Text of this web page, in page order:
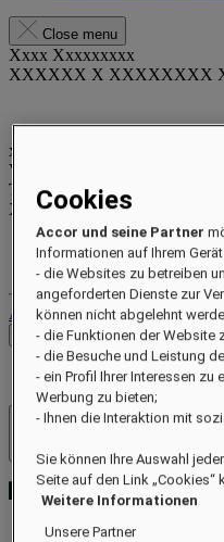
Close menu
Xxxx Xxxxxxxxx
XXXXXX X XXXXXXXX
xxxxxxxx
Valid until
Treuepunkte
XXXpts
Ihr Treuekonto
Ihre Buchungen
Abmelden
Preise prüfen
Menü öffnen
Cookies
Accor und seine Partner
Informationen auf Ihrem
- die Websites zu betreiben
angeforderten Dienste zur
können nicht abgelehnt
- die Funktionen der Website
- die Besuche und Leistung
- ein Profil Ihrer Interessen zu
Werbung zu bieten;
- Ihnen die Interaktion mit
Sie können Ihre Auswahl
Seite auf den Link „Cookies“
Weitere Informationen
Unsere Partner